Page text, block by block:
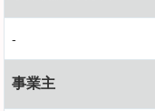
-
事業主